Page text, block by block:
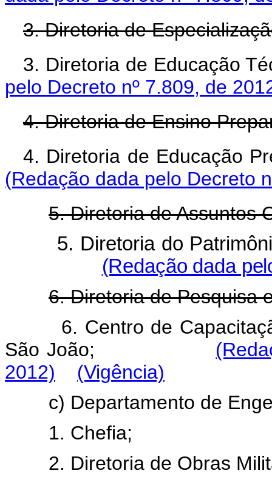
3. Diretoria de
3. Diretoria de
pelo Decreto nº 7.809, de
4. Diretoria de Ensino
4. Diretoria de
(Redação dada pelo Decreto
5. Diretoria de Assuntos
5. Diretoria do
(Redação dada
6. Diretoria de Pesquisa
6. Centro de
São João;
2012)
(Vigência)
c) Departamento de
1. Chefia;
2. Diretoria de Obras